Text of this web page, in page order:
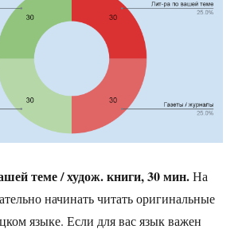
теме / худож. книги, 30 мин.На
начинать читать оригинальные
языке. Если для вас язык важен